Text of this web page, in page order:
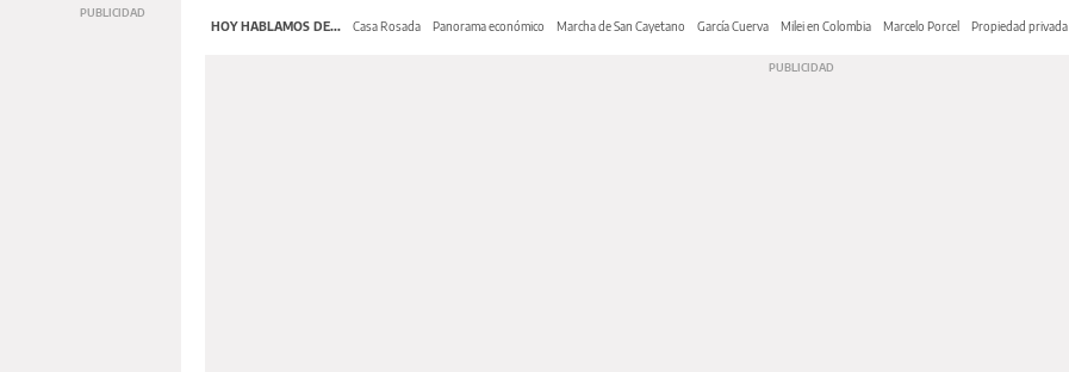
HOY HABLAMOS DE... Casa Rosada Panorama económico Marcha de San Cayetano García Cuerva Milei en Colombia Marcelo Porcel Propiedad privada